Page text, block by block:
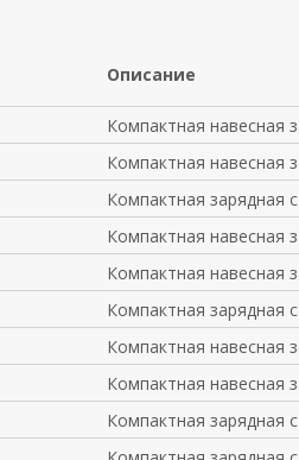
Описание
Компактная навесная
Компактная навесная
Компактная зарядная
Компактная навесная
Компактная навесная
Компактная зарядная
Компактная навесная
Компактная навесная
Компактная зарядная